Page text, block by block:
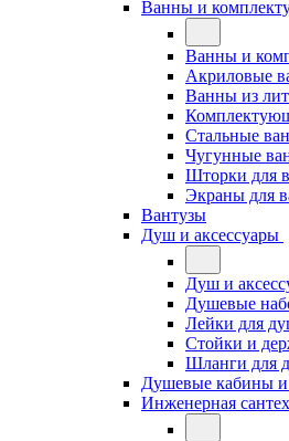
Ванны и
Ванны и
Акриловые
Ванны из
Стальные
Чугунные
Шторки для
Экраны для
Вантузы
Душ и аксессуары
Душ и
Душевые
Лейки для
Стойки и
Шланги для
Душевые кабины и
Инженерная